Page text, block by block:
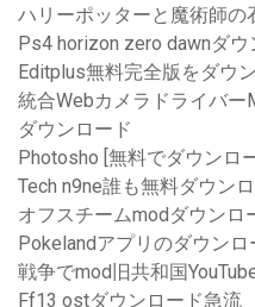
ハリーポッターと魔術師の
Ps4 horizo​​n zero dawnダ
Editplus無料完全版をダウ
統合Webカメラドライバ
ダウンロード
Photosho [無料でダウンロ
Tech n9ne誰も無料ダウン
オフスチームmodダウンロ
Pokelandアプリのダウンロ
戦争でmod旧共和国
Ff13 ostダウンロード急流